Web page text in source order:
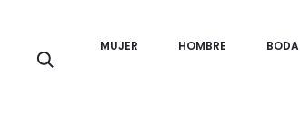
MUJER HOMBRE BODA